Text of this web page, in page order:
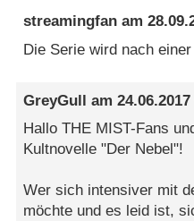
streamingfan am
Die Serie wird nach
GreyGull am
Hallo THE MIST-Fans
Kultnovelle "Der Nebel"!
Wer sich intensiver mit
möchte und es leid ist,